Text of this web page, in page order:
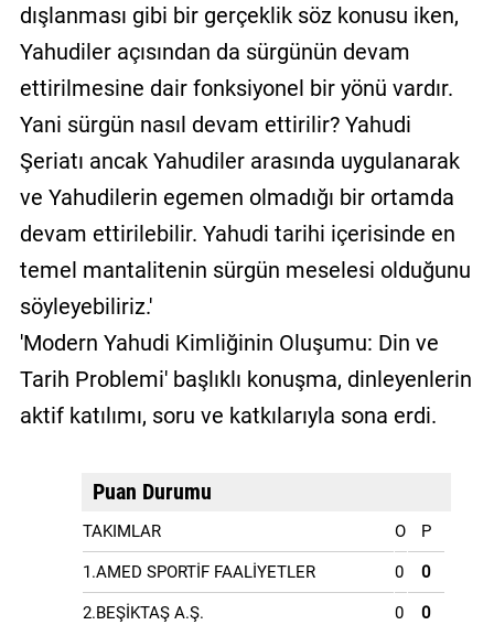
dışlanması gibi bir gerçeklik söz konusu iken,
Yahudiler açısından da sürgünün devam
ettirilmesine dair fonksiyonel bir yönü vardır.
Yani sürgün nasıl devam ettirilir? Yahudi
Şeriatı ancak Yahudiler arasında uygulanarak
ve Yahudilerin egemen olmadığı bir ortamda
devam ettirilebilir. Yahudi tarihi içerisinde en
temel mantalitenin sürgün meselesi olduğunu
söyleyebiliriz.'
'Modern Yahudi Kimliğinin Oluşumu: Din ve
Tarih Problemi' başlıklı konuşma, dinleyenlerin
aktif katılımı, soru ve katkılarıyla sona erdi.
Puan Durumu
TAKIMLAR O P
1.AMED SPORTİF FAALİYETLER 0 0
2.BEŞİKTAŞ A.Ş. 0 0